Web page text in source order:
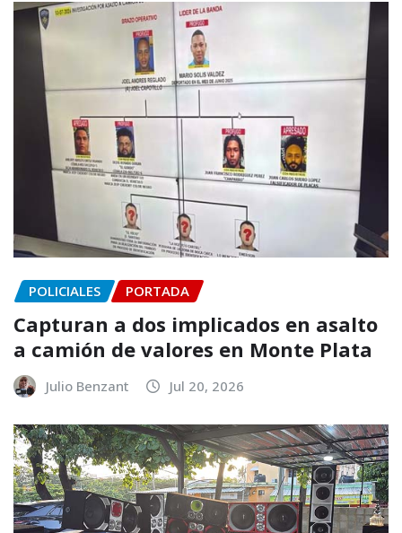
POLICIALES PORTADA
Capturan a dos implicados en asalto
a camión de valores en Monte Plata
Julio Benzant Jul 20, 2026